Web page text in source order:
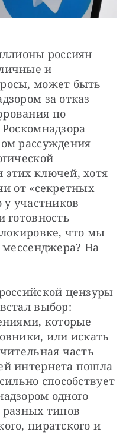
россиян
и
может быть
за отказ
по
рассуждения
ключей, хотя
от «секретных
у участников
готовность
что мы
мессенджера? На
цензуры
выбор:
которые
или искать
часть
интернета пошла
способствует
одного
типов
пиратского и